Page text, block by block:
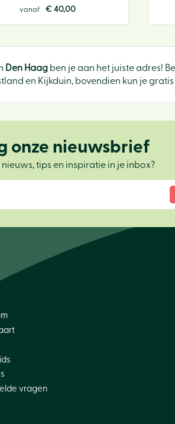
vanaf € 40,00
Den Haag ben je aan het juiste adres!
en Kijkduin, bovendien kun je
onze nieuwsbrief
nieuws, tips en inspiratie in je inbox?
vragen